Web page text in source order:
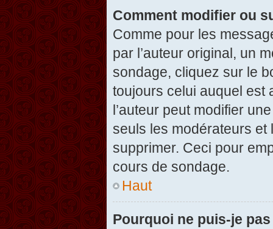
Comment modifier ou
Comme pour les
par l’auteur original, un
sondage, cliquez sur le
toujours celui auquel est
l’auteur peut modifier
seuls les modérateurs et
supprimer. Ceci pour
cours de sondage.
Haut
Pourquoi ne puis-je